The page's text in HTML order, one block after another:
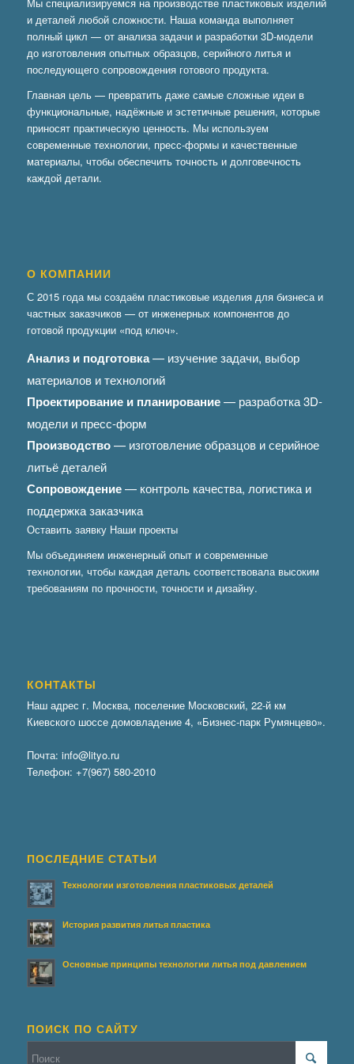
и деталей любой сложности. Наша команда выполняет
полный цикл — от анализа задачи и разработки 3D-модели
до изготовления опытных образцов, серийного литья и
последующего сопровождения готового продукта.
Главная цель — превратить даже самые сложные идеи в
функциональные, надёжные и эстетичные решения, которые
приносят практическую ценность. Мы используем
современные технологии, пресс-формы и качественные
материалы, чтобы обеспечить точность и долговечность
каждой детали.
О КОМПАНИИ
С 2015 года мы создаём пластиковые изделия для бизнеса и
частных заказчиков — от инженерных компонентов до
готовой продукции «под ключ».
Анализ и подготовка— изучение задачи, выбор
материалов и технологий
Проектирование и планирование— разработка 3D-
модели и пресс-форм
Производство— изготовление образцов и серийное
литьё деталей
Сопровождение— контроль качества, логистика и
поддержка заказчика
Оставить заявку Наши проекты
Мы объединяем инженерный опыт и современные
технологии, чтобы каждая деталь соответствовала высоким
требованиям по прочности, точности и дизайну.
КОНТАКТЫ
Наш адрес г. Москва, поселение Московский, 22-й км
Киевского шоссе домовладение 4, «Бизнес-парк Румянцево».
Почта: info@lityo.ru
Телефон: +7(967) 580-2010
ПОСЛЕДНИЕ СТАТЬИ
Технологии изготовления пластиковых деталей
История развития литья пластика
Основные принципы технологии литья под давлением
ПОИСК ПО САЙТУ